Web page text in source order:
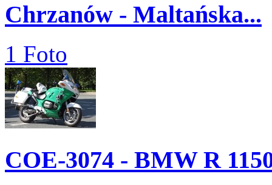
Chrzanów - Maltańska...
1 Foto
COE-3074 - BMW R